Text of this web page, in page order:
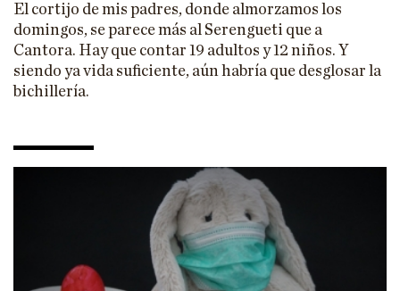
El cortijo de mis padres, donde almorzamos los
domingos, se parece más al Serengueti que a
Cantora. Hay que contar 19 adultos y 12 niños. Y
siendo ya vida suficiente, aún habría que desglosar la
bichillería.